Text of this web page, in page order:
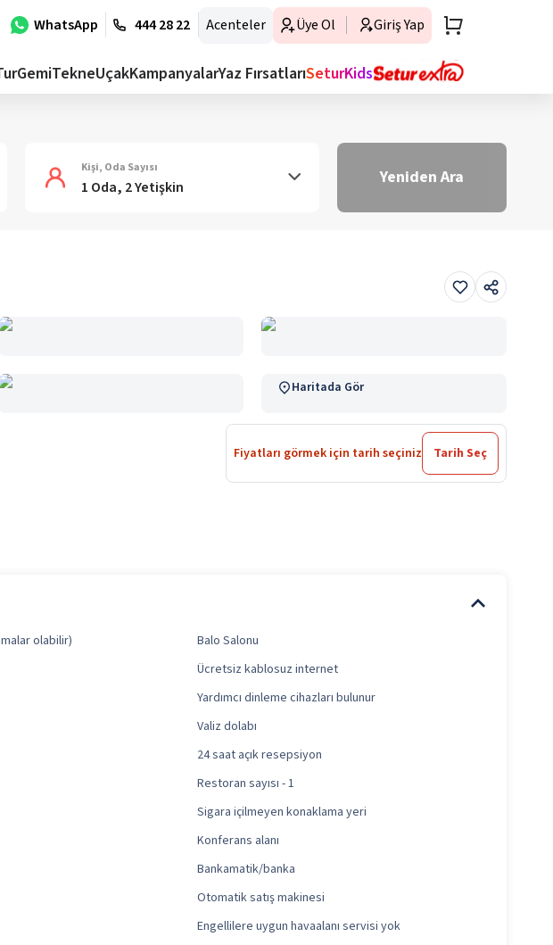
WhatsApp 444 28 22 Acenteler Üye Ol Giriş Yap
GemiTekneUçakKampanyalarYaz FırsatlarıSeturKids
Kişi, Oda Sayısı
1 Oda, 2 Yetişkin Yeniden Ara
Haritada Gör
Fiyatları görmek için tarih seçiniz Tarih Seç
olabilir)
Balo Salonu
Ücretsiz kablosuz internet
Yardımcı dinleme cihazları bulunur
Valiz dolabı
24 saat açık resepsiyon
Restoran sayısı - 1
Sigara içilmeyen konaklama yeri
Konferans alanı
Bankamatik/banka
Otomatik satış makinesi
Engellilere uygun havaalanı servisi yok